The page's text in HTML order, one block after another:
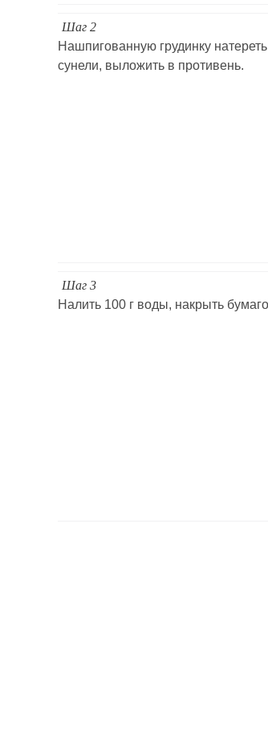
Шаг 2
Нашпигованную грудинку
сунели, выложить в противень.
Шаг 3
Налить 100 г воды, накрыть